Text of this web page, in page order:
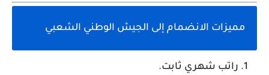
مميزات الانضمام إلى الجيش الوطني الشعبي
راتب شهري ثابت.